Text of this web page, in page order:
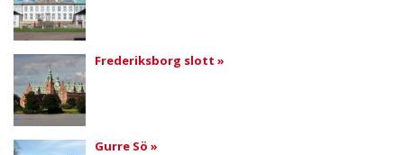
Frederiksborg slott »
Gurre Sö »